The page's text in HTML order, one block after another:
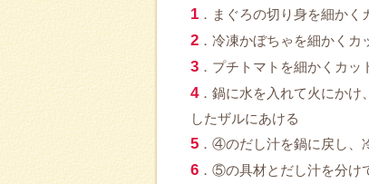
1 ．まぐろの切り身を細かく
2 ．冷凍かぼちゃを細かくカ
3 ．プチトマトを細かくカッ
4．鍋に水を入れて火にかけ
したザルにあける
5 ．④のだし汁を鍋に戻し、
6 ．⑤の具材とだし汁を分け